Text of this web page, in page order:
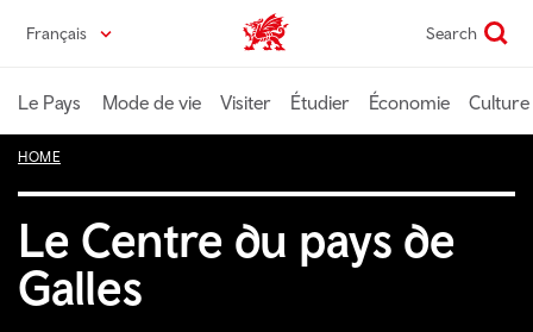
principal
Français Wales home Search
Le Pays Mode de vie Visiter Étudier Économie
HOME
Le Centre du pays de
Galles